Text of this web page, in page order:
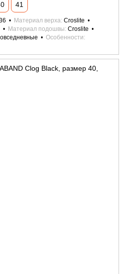
41
Материал верха Croslite
Материал подошвы Croslite
Особенности